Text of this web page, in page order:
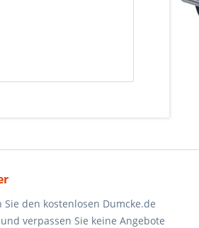
den kostenlosen Dumcke.de
verpassen Sie keine Angebote